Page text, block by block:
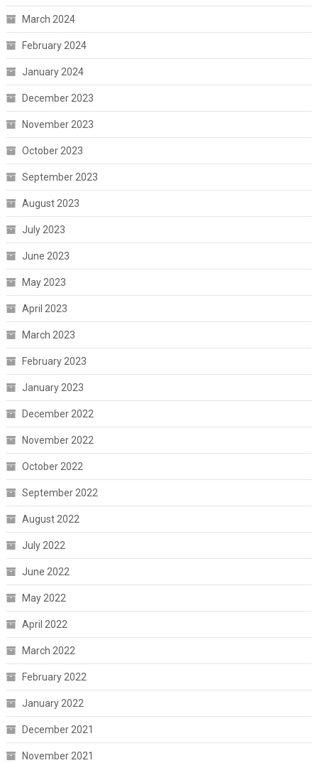
March 2024
February 2024
January 2024
December 2023
November 2023
October 2023
September 2023
August 2023
July 2023
June 2023
May 2023
April 2023
March 2023
February 2023
January 2023
December 2022
November 2022
October 2022
September 2022
August 2022
July 2022
June 2022
May 2022
April 2022
March 2022
February 2022
January 2022
December 2021
November 2021